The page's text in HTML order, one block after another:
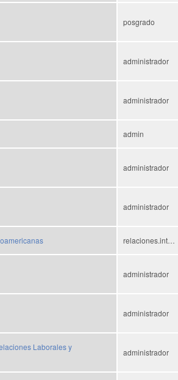
posgrado
administrador
administrador
admin
administrador
administrador
relaciones.int…
administrador
administrador
Laborales y
administrador